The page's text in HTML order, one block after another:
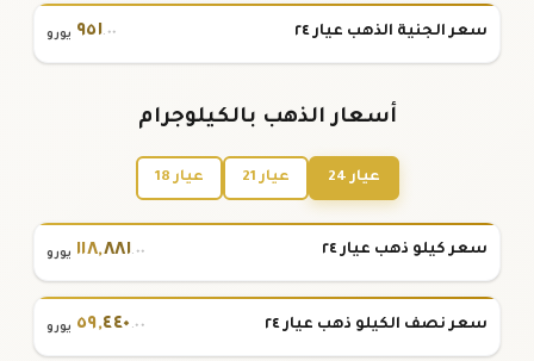
سعر الجنية الذهب عيار ٢٤ ٩٥١.٠٠ يورو
أسعار الذهب بالكيلوجرام
عيار 24 عيار 21 عيار 18
سعر كيلو ذهب عيار ٢٤ ١١٨,٨٨١.٠٠ يورو
سعر نصف الكيلو ذهب عيار ٢٤ ٥٩,٤٤٠ .٠٠ يورو